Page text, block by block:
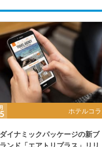
ホテルコ
ダイナミックパッケージの新ブ
ランド「エアトリプラス」リリ